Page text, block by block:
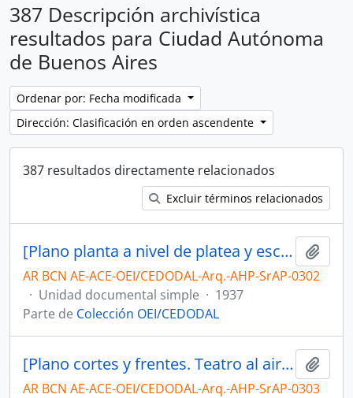
387 Descripción archivística
resultados para Ciudad Autónoma
de Buenos Aires
Ordenar por: Fecha modificada
Dirección: Clasificación en orden ascendente
387 resultados directamente relacionados
Excluir términos relacionados
[Plano planta a nivel de platea y escenario. Teatro al aire libre en Palermo]
AR BCN AE-ACE-OEI/CEDODAL-Arq.-AHP-SrAP-0302
· Unidad documental simple · 1937
Parte de Colección OEI/CEDODAL
[Plano cortes y frentes. Teatro al aire libre en Palermo]
AR BCN AE-ACE-OEI/CEDODAL-Arq.-AHP-SrAP-0303